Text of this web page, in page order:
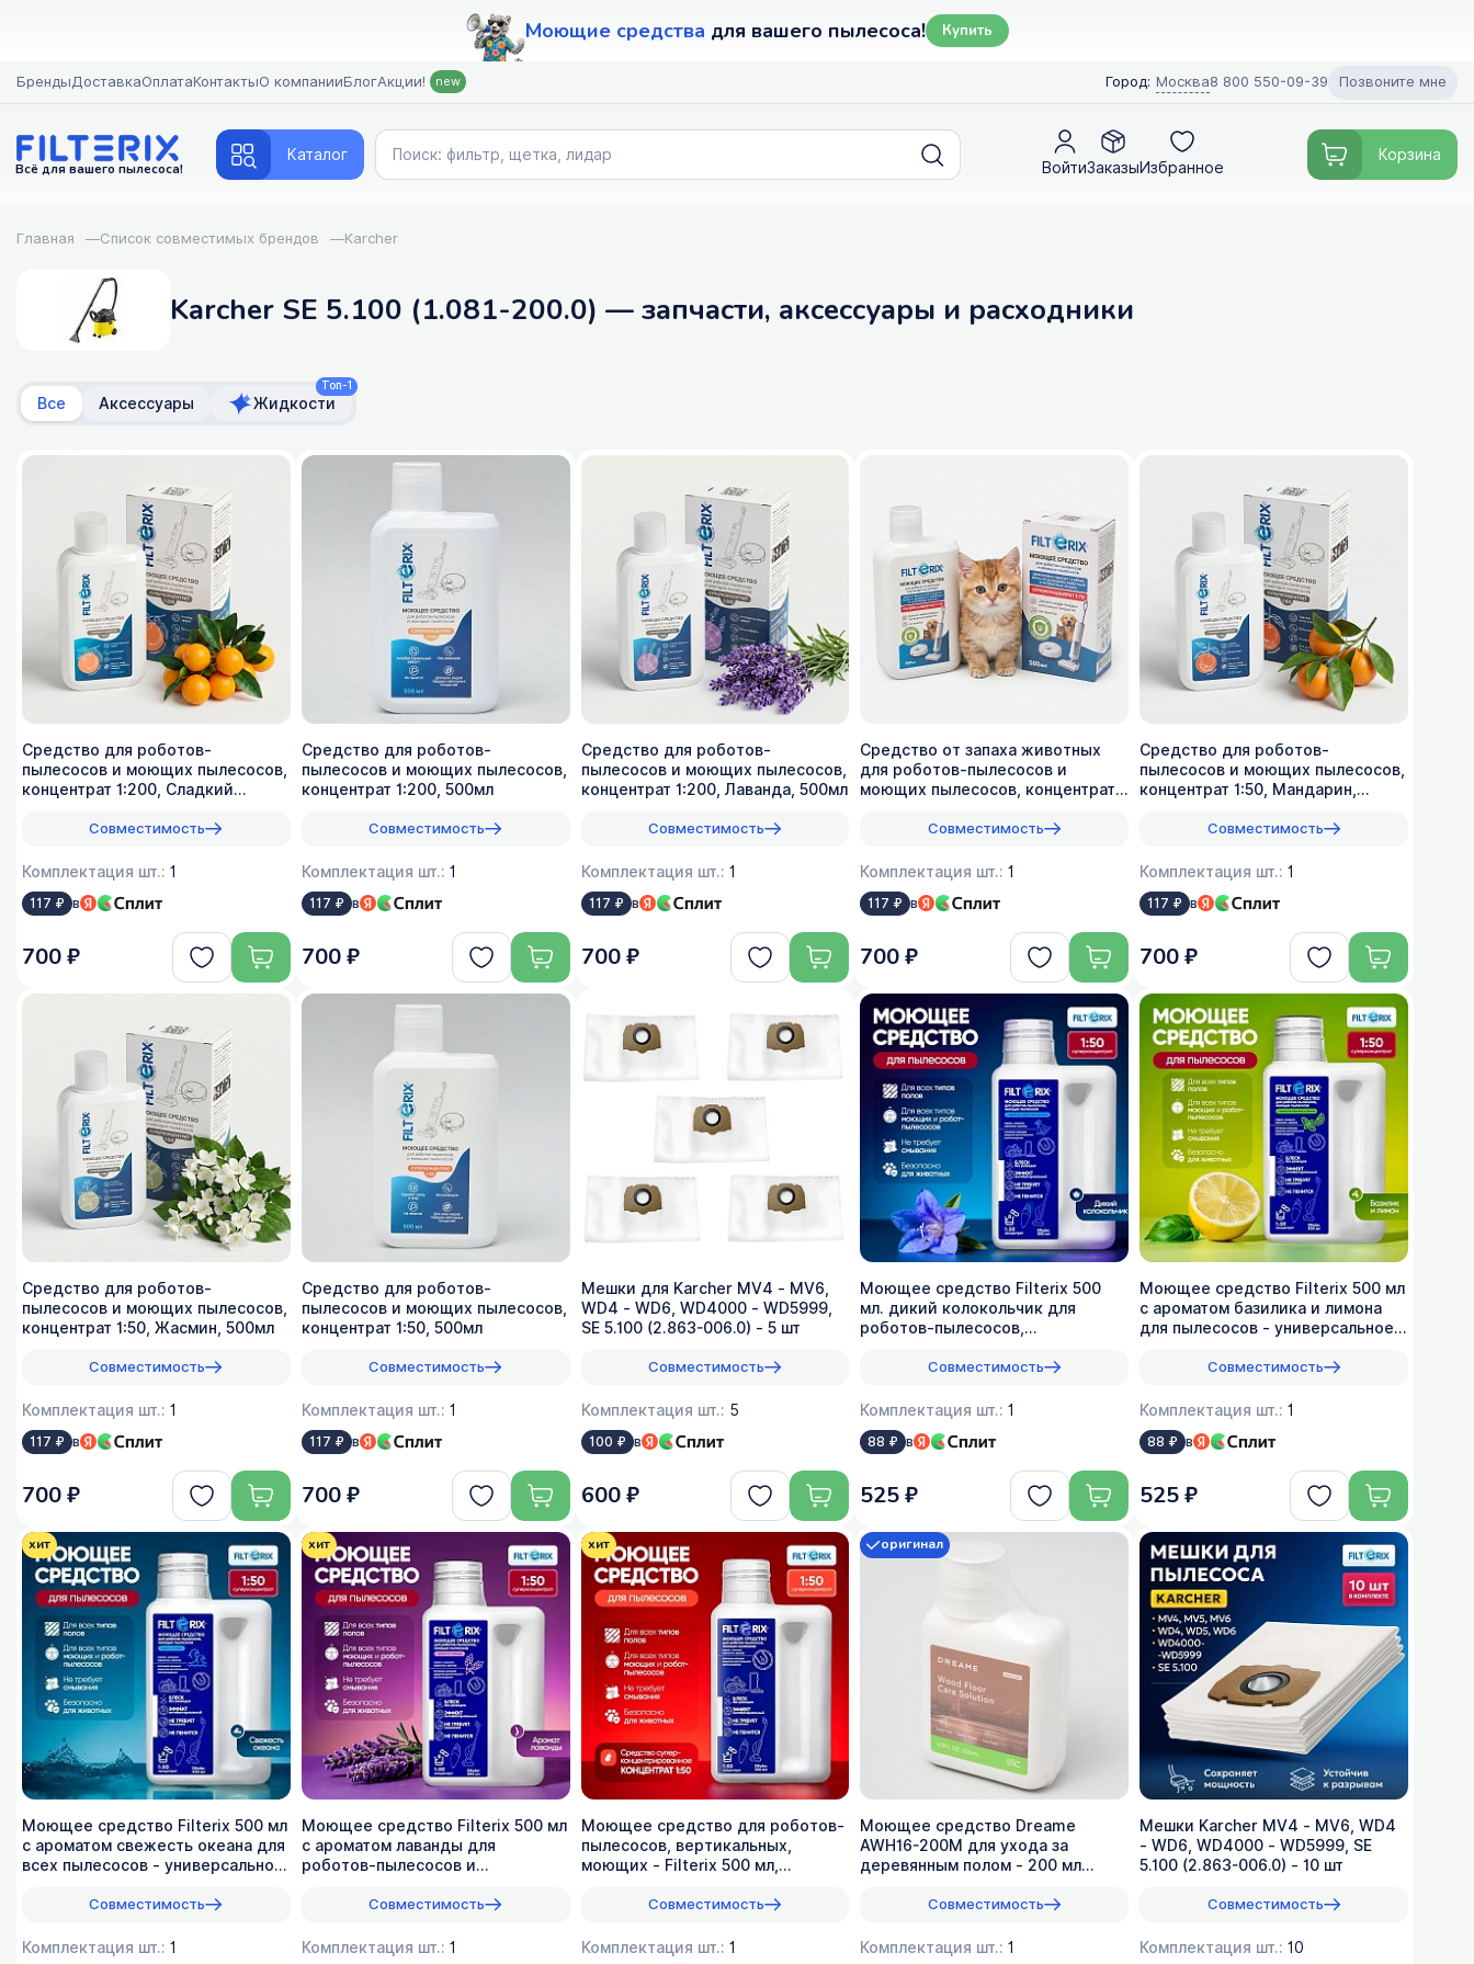
Моющие средства для вашего пылесоса! Купить
БрендыДоставкаОплатаКонтактыО компанииБлогАкции! new Город: Москва8 800 550-09-39 Позвоните мне
Всё для вашего пылесоса!
Каталог
ВойтиЗаказыИзбранное
Корзина
Главная —Список совместимых брендов —Karcher
Karcher SE 5.100 (1.081-200.0) — запчасти, аксессуары и расходники
Все Аксессуары
Топ-1
Жидкости
Средство для роботов-
пылесосов и моющих пылесосов,
концентрат 1:200, Сладкий
Совместимость
Комплектация шт.: 1
117 ₽ в
700 ₽
Средство для роботов-
пылесосов и моющих пылесосов,
концентрат 1:200, 500мл
Совместимость
Комплектация шт.: 1
117 ₽ в
700 ₽
Средство для роботов-
пылесосов и моющих пылесосов,
концентрат 1:200, Лаванда, 500мл
Совместимость
Комплектация шт.: 1
117 ₽ в
700 ₽
Средство от запаха животных
для роботов-пылесосов и
моющих пылесосов, концентрат
Совместимость
Комплектация шт.:1
117 ₽ в
700 ₽
Средство для роботов-
пылесосов и моющих пылесосов,
концентрат 1:50, Мандарин,
Совместимость
Комплектация шт.:1
117 ₽ в
700 ₽
Средство для роботов-
пылесосов и моющих пылесосов,
концентрат 1:50, Жасмин, 500мл
Совместимость
Комплектация шт.: 1
117 ₽ в
700 ₽
Средство для роботов-
пылесосов и моющих пылесосов,
концентрат 1:50, 500мл
Совместимость
Комплектация шт.: 1
117 ₽ в
700 ₽
Мешки для Karcher MV4 - MV6,
WD4 - WD6, WD4000 - WD5999,
SE 5.100 (2.863-006.0) - 5 шт
Совместимость
Комплектация шт.: 5
100 ₽ в
600 ₽
Моющее средство Filterix 500
мл. дикий колокольчик для
роботов-пылесосов,
Совместимость
Комплектация шт.:1
88 ₽ в
525 ₽
Моющее средство Filterix 500 мл
с ароматом базилика и лимона
для пылесосов - универсальное,
Совместимость
Комплектация шт.:1
88 ₽ в
525 ₽
Моющее средство Filterix 500 мл
с ароматом свежесть океана для
всех пылеcосов - универсальное,
Совместимость
Комплектация шт.: 1
хит
Моющее средство Filterix 500 мл
с ароматом лаванды для
роботов-пылесосов и
Совместимость
Комплектация шт.: 1
хит
Моющее средство для роботов-
пылесосов, вертикальных,
моющих - Filterix 500 мл,
Совместимость
Комплектация шт.: 1
хит
Моющее средство Dreame
AWH16-200M для ухода за
деревянным полом - 200 мл
Совместимость
Комплектация шт.:1
оригинал
Мешки Karcher MV4 - MV6, WD4
- WD6, WD4000 - WD5999, SE
5.100 (2.863-006.0) - 10 шт
Совместимость
Комплектация шт.:10